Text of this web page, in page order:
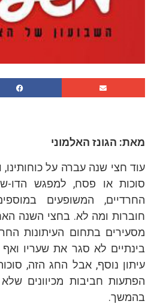
מאת: הגונז האלמוני
עוד חצי שנה עברה על כוחותינו,
סוכות או פסח, למפגש הדו-
החרדיים, המשופעים
חוברות ומה לא. בחצי השנה
מסעירים בתחום העיתונות
בינתיים לא סגר את שעריו
עיתון נוסף, אבל החג הזה,
הפתעות חביבות מכיוונים
בהמשך.